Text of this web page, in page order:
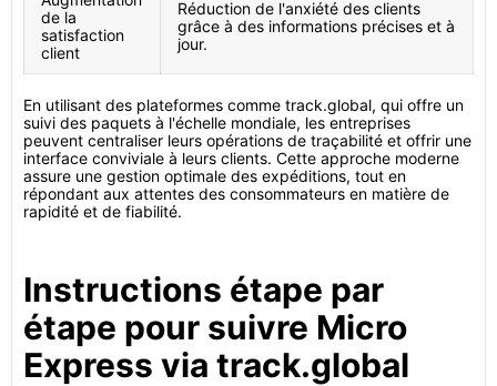
de la
satisfaction
client
Réduction de l'anxiété des clients
grâce à des informations précises et à
jour.
En utilisant des plateformes comme track.global, qui offre un
suivi des paquets à l'échelle mondiale, les entreprises
peuvent centraliser leurs opérations de traçabilité et offrir une
interface conviviale à leurs clients. Cette approche moderne
assure une gestion optimale des expéditions, tout en
répondant aux attentes des consommateurs en matière de
rapidité et de fiabilité.
Instructions étape par
étape pour suivre Micro
Express via track.global